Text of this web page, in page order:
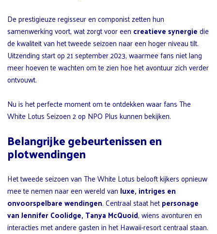
De prestigieuze regisseur en componist zetten hun
samenwerking voort, wat zorgt voor een creatieve synergiedie
de kwaliteit van het tweede seizoen naar een hoger niveau tilt.
Uitzending start op 21 september 2023, waarmee fans niet lang
meer hoeven te wachten om te zien hoe het avontuur zich verder
ontvouwt.
Nu is het perfecte moment om te ontdekken waar fans The
White Lotus Seizoen 2 op NPO Plus kunnen bekijken.
Belangrijke gebeurtenissen en
plotwendingen
Het tweede seizoen van The White Lotus belooft kijkers opnieuw
mee te nemen naar een wereld van luxe, intriges en
onvoorspelbare wendingen. Centraal staat hetpersonage
van Jennifer Coolidge, Tanya McQuoid, wiens avonturen en
interacties met andere gasten in het Hawaii-resort centraal staan.